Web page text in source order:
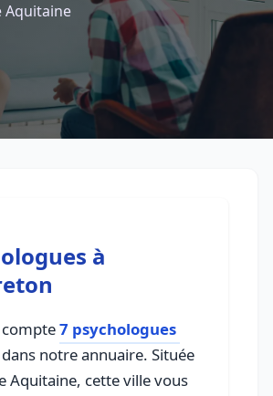
Aquitaine
à
7 psychologues
notre annuaire. Située
Aquitaine, cette ville vous